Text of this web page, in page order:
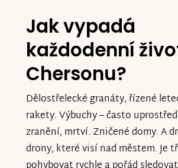
Poslechněte si vzkaz Ihora,
Chersonu zůstává a aktivně
který k autu nahrál děkovné
V Chersonu žijí lidi ve
nebezpečí. rusové tam útočí
dronů po rakety. Že tam bude
malý kousek lepší je i díky vám
Jak vypadá
každodenní
Chersonu?
Dělostřelecké granáty, řízené
rakety. Výbuchy – často
zranění, mrtví. Zničené domy. A
drony, které visí nad městem. Je